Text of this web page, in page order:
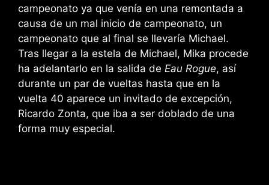
campeonato ya que venía en una remontada a
causa de un mal inicio de campeonato, un
campeonato que al final se llevaría Michael.
Tras llegar a la estela de Michael, Mika procede
ha adelantarlo en la salida de Eau Rogue, así
durante un par de vueltas hasta que en la
vuelta 40 aparece un invitado de excepción,
Ricardo Zonta, que iba a ser doblado de una
forma muy especial.